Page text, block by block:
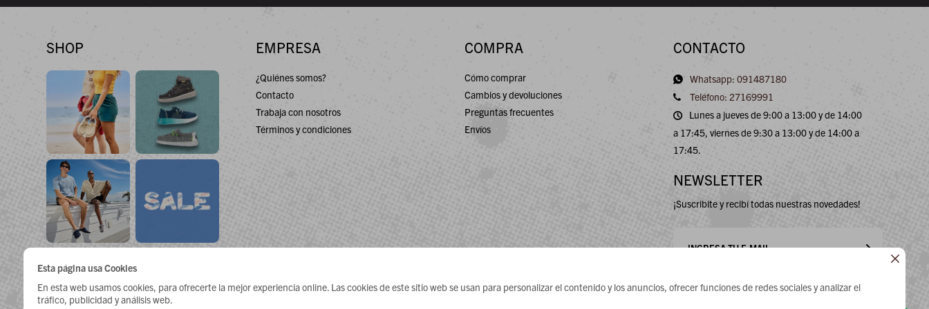

Esta página usa Cookies
En esta web usamos cookies, para ofrecerte la mejor experiencia online. Las cookies de este sitio web se usan para personalizar el contenido y los anuncios, ofrecer funciones de redes sociales y analizar el
tráfico, publicidad y análisis web.
SHOP EMPRESA
¿Quiénes somos?
Contacto
Trabaja con nosotros
Términos y condiciones
COMPRA
Cómo comprar
Cambios y devoluciones
Preguntas frecuentes
Envíos
CONTACTO
Whatsapp: 091487180
Teléfono: 27169991
Lunes a jueves de 9:00 a 13:00 y de 14:00
a 17:45, viernes de 9:30 a 13:00 y de 14:00 a
17:45.
NEWSLETTER
¡Suscribite y recibí todas nuestras novedades!
  